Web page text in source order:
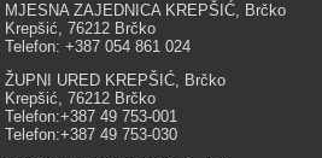
MJESNA ZAJEDNICA KREPŠIĆ, Brčko
Krepšić, 76212 Brčko
Telefon: +387 054 861 024
ŽUPNI URED KREPŠIĆ, Brčko
Krepšić, 76212 Brčko
Telefon:+387 49 753-001
Telefon:+387 49 753-030